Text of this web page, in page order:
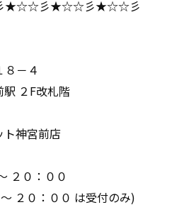
彡★☆☆彡★☆☆彡
－４
２F改札階
神宮前店
２０：００
：００ は受付のみ)